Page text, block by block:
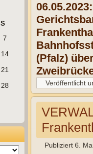
S
7
14
21
28
(Pfalz)
Veröffentlicht
Publiziert 6.